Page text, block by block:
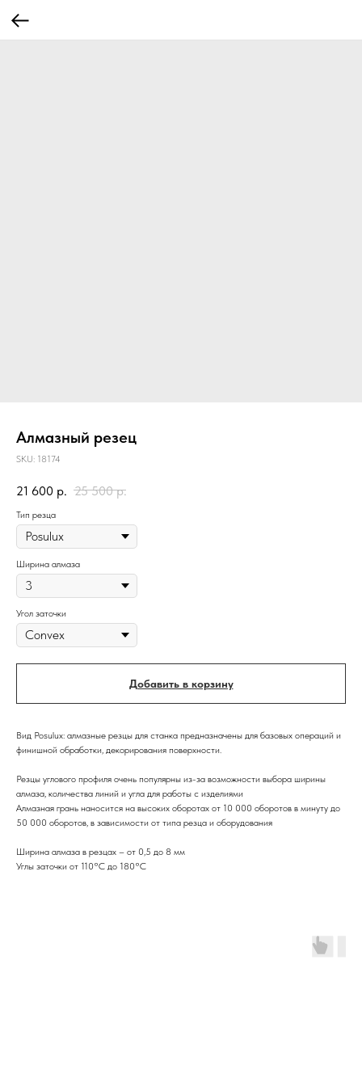
Алмазный резец
SKU: 18174
21 600 р. 25 500 р.
Тип резца
Ширина алмаза
Угол заточки
Добавить в корзину
Вид Posulux: алмазные резцы для станка предназначены для базовых операций и
финишной обработки, декорирования поверхности.
Резцы углового профиля очень популярны из-за возможности выбора ширины
алмаза, количества линий и угла для работы с изделиями
Алмазная грань наносится на высоких оборотах от 10 000 оборотов в минуту до
50 000 оборотов, в зависимости от типа резца и оборудования
Ширина алмаза в резцах – от 0,5 до 8 мм
Углы заточки от 110°C до 180°C